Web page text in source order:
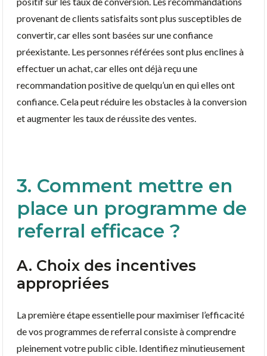
provenant de clients satisfaits sont plus susceptibles de
convertir, car elles sont basées sur une confiance
préexistante. Les personnes référées sont plus enclines à
effectuer un achat, car elles ont déjà reçu une
recommandation positive de quelqu’un en qui elles ont
confiance. Cela peut réduire les obstacles à la conversion
et augmenter les taux de réussite des ventes.
3. Comment mettre en
place un programme de
referral efficace ?
A. Choix des incentives
appropriées
La première étape essentielle pour maximiser l’efficacité
de vos programmes de referral consiste à comprendre
pleinement votre public cible. Identifiez minutieusement